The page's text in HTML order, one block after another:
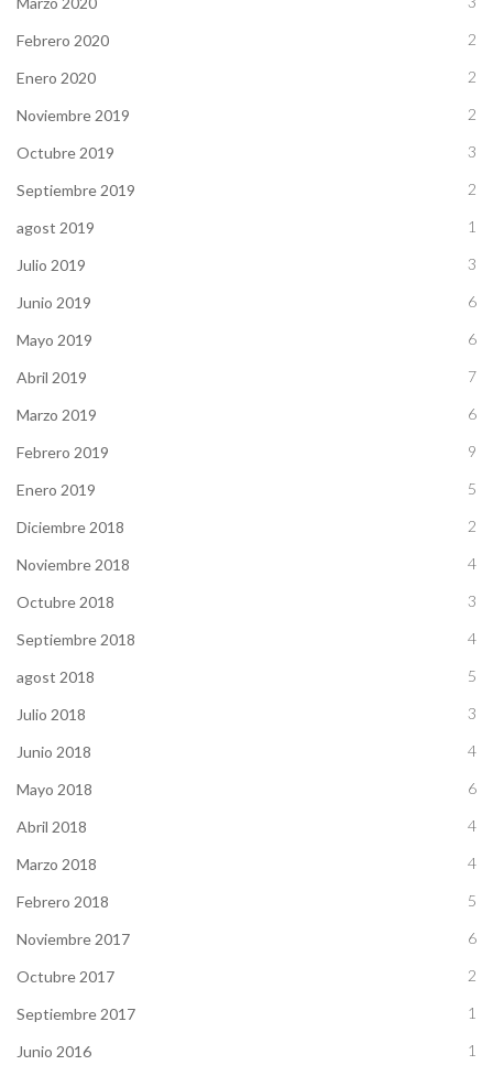
Febrero 2020 2
Enero 2020 2
Noviembre 2019 2
Octubre 2019 3
Septiembre 2019 2
agost 2019 1
Julio 2019 3
Junio 2019 6
Mayo 2019 6
Abril 2019 7
Marzo 2019 6
Febrero 2019 9
Enero 2019 5
Diciembre 2018 2
Noviembre 2018 4
Octubre 2018 3
Septiembre 2018 4
agost 2018 5
Julio 2018 3
Junio 2018 4
Mayo 2018 6
Abril 2018 4
Marzo 2018 4
Febrero 2018 5
Noviembre 2017 6
Octubre 2017 2
Septiembre 2017 1
Junio 2016 1